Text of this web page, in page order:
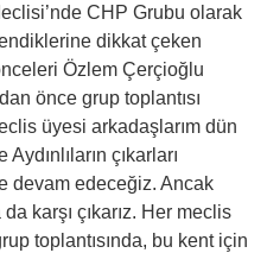
CHP Grubu olarak
dikkat çeken
Özlem Çerçioğlu
önce grup toplantısı
üyesi arkadaşlarım dün
çıkarları
devam edeceğiz. Ancak
karşı çıkarız. Her meclis
toplantısında, bu kent için